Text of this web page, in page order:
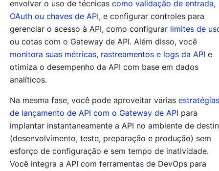
envolver o uso de técnicas como validação de entrada,
OAuth ou chaves de API, e configurar controles para
gerenciar o acesso à API, como configurar limites de
ou cotas com o Gateway de API. Além disso, você
monitora suas métricas, rastreamentos e logs da API e
otimiza o desempenho da API com base em dados
analíticos.
Na mesma fase, você pode aproveitar várias estratégias
de lançamento de API com o Gateway de API para
implantar instantaneamente a API no ambiente de
(desenvolvimento, teste, preparação e produção) sem
esforço de configuração e sem tempo de inatividade.
Você integra a API com ferramentas de DevOps para